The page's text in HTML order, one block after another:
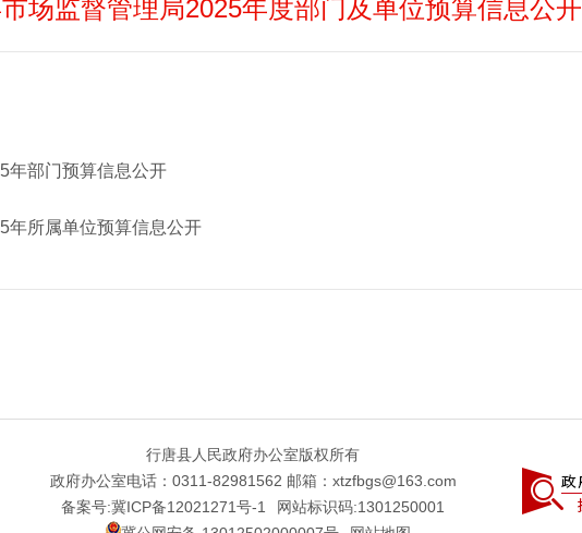
场监督管理局2025年度部门及单位预算信息公开
年部门预算信息公开
年所属单位预算信息公开